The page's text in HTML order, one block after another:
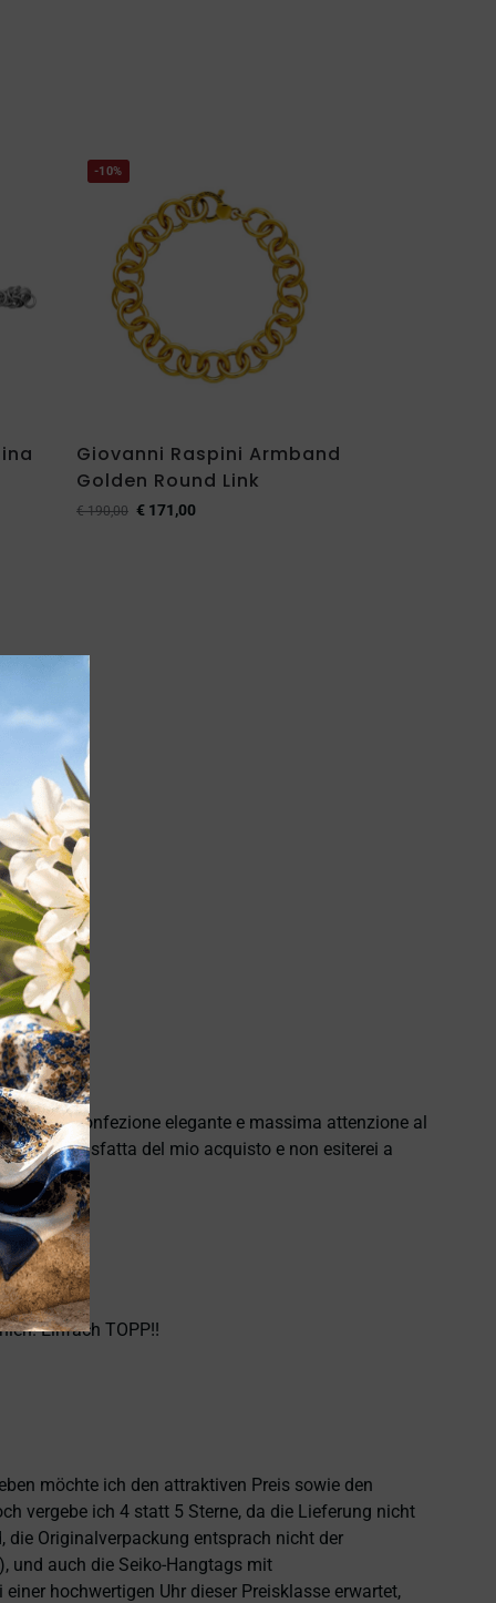
-10%
Giovanni Raspini Armband
Golden Round Link
€190,00 € 171,00
confezione elegante e massima attenzione al
soddisfatta del mio acquisto e non esiterei a
Einfach TOPP!!
möchte ich den attraktiven Preis sowie den
vergebe ich 4 statt 5 Sterne, da die Lieferung nicht
die Originalverpackung entsprach nicht der
und auch die Seiko-Hangtags mit
hochwertigen Uhr dieser Preisklasse erwartet,